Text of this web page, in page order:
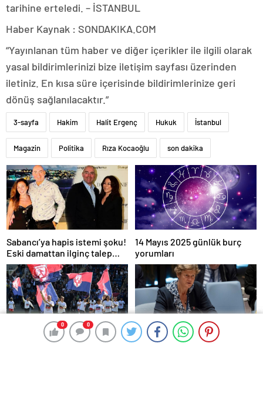
0 0
0 0
tarihine erteledi. – İSTANBUL
Haber Kaynak : SONDAKIKA.COM
“Yayınlanan tüm haber ve diğer içerikler ile ilgili olarak
yasal bildirimlerinizi bize iletişim sayfası üzerinden
iletiniz. En kısa süre içerisinde bildirimlerinize geri
dönüş sağlanılacaktır.”
3-sayfa Hakim Halit Ergenç Hukuk İstanbul
Magazin Politika Rıza Kocaoğlu son dakika
Sabancı’ya hapis istemi şoku!
Eski damattan ilginç talep
geldi
14 Mayıs 2025 günlük burç
yorumları
KadÄ±nlar SÃ¼per Ligi’nde
İngiltere gizli servisine ilk